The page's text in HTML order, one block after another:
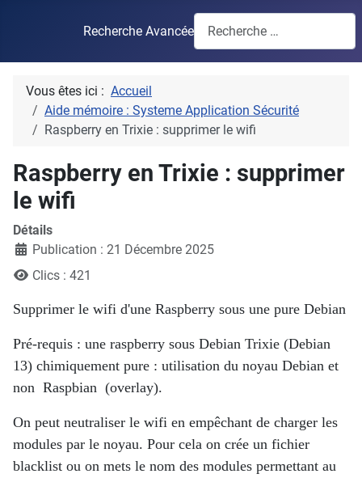
Recherche Avancée
Vous êtes ici : Accueil
Aide mémoire : Systeme Application Sécurité
Raspberry en Trixie : supprimer le wifi
Raspberry en Trixie : supprimer
le wifi
Détails
Publication : 21 Décembre 2025
Clics : 421
Supprimer le wifi d'une Raspberry sous une pure Debian
Pré-requis : une raspberry sous Debian Trixie (Debian
13) chimiquement pure : utilisation du noyau Debian et
non Raspbian (overlay).
On peut neutraliser le wifi en empêchant de charger les
modules par le noyau. Pour cela on crée un fichier
blacklist ou on mets le nom des modules permettant au